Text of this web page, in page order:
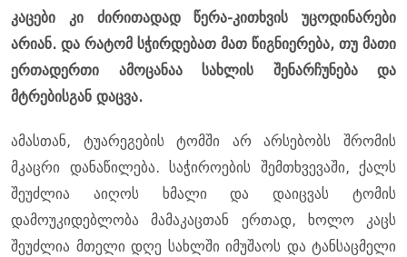
კაცები კი ძირითადად წერა-კითხვის უცოდინარები
არიან. და რატომ სჭირდებათ მათ წიგნიერება, თუ მათი
ერთადერთი ამოცანაა სახლის შენარჩუნება და
მტრებისგან დაცვა.
ამასთან, ტუარეგების ტომში არ არსებობს შრომის
მკაცრი დანაწილება. საჭიროების შემთხვევაში, ქალს
შეუძლია აიღოს ხმალი და დაიცვას ტომის
დამოუკიდებლობა მამაკაცთან ერთად, ხოლო კაცს
შეუძლია მთელი დღე სახლში იმუშაოს და ტანსაცმელი